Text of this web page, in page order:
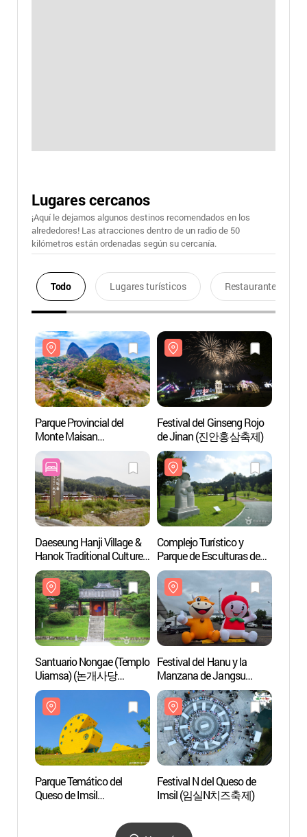
Lugares cercanos
¡Aquí le dejamos algunos destinos recomendados en los
alrededores! Las atracciones dentro de un radio de 50
kilómetros están ordenadas según su cercanía.
Todo Lugares turísticos Restaurantes
Parque Provincial del
Monte Maisan
(마이산도립공원)
Festival del Ginseng Rojo
de Jinan (진안홍삼축제)
Daeseung Hanji Village &
Hanok Traditional Culture
Experience Center
(대승한지마을한옥전통
문화체험관)
Complejo Turístico y
Parque de Esculturas de
Saseondae (사선대관광지
&조각공원)
Santuario Nongae (Templo
Uiamsa) (논개사당
(의암사))
Festival del Hanu y la
Manzana de Jangsu
(장수한우랑사과랑축제)
Parque Temático del
Queso de Imsil
Festival N del Queso de
Imsil (임실N치즈축제)